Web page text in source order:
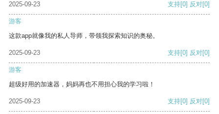
2025-09-23 支持[0] 反对[0]
游客
这款app就像我的私人导师，带领我探索知识的奥秘。
2025-09-23 支持[0] 反对[0]
游客
超级好用的加速器，妈妈再也不用担心我的学习啦！
2025-09-23 支持[0] 反对[0]